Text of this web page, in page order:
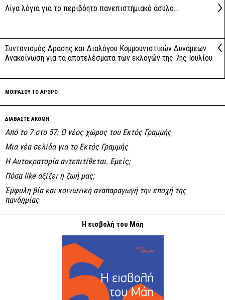
Λίγα λόγια για το περιβόητο πανεπιστημιακό άσυλο…
Συντονισμός Δράσης και Διαλόγου Κομμουνιστικών Δυνάμεων:
Ανακοίνωση για τα αποτελέσματα των εκλογών της 7ης Ιουλίου
ΜΟΙΡΑΣΟΥ ΤΟ ΑΡΘΡΟ
ΔΙΑΒΑΣΤΕ ΑΚΟΜΗ
Από το 7 στο 57: Ο νέος χώρος του Εκτός Γραμμής
Μια νέα σελίδα για το Εκτός Γραμμής
Η Αυτοκρατορία αντεπιτίθεται. Εμείς;
Πόσα like αξίζει η ζωή μας;
Έμφυλη βία και κοινωνική αναπαραγωγή την εποχή της
πανδημίας
Η εισβολή του Μάη